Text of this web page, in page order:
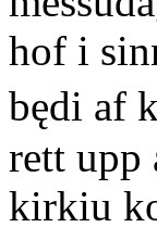
hof i
będi af
rett upp
kirkiu